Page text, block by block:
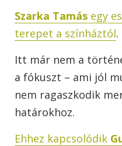
Szarka Tamás egy
terepet a színháztól.
Itt már nem a
a fókuszt – ami jól
nem ragaszkodik
határokhoz.
Ehhez kapcsolódik